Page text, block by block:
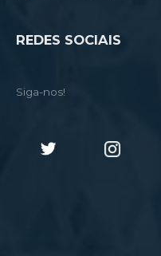
REDES SOCIAIS
Siga-nos!